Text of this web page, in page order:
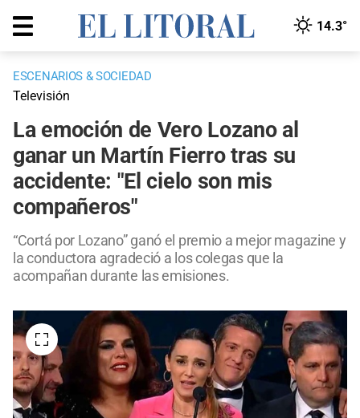
14.3°
ESCENARIOS & SOCIEDAD
Televisión
La emoción de Vero Lozano al
ganar un Martín Fierro tras su
accidente: "El cielo son mis
compañeros"
“Cortá por Lozano” ganó el premio a mejor magazine y
la conductora agradeció a los colegas que la
acompañan durante las emisiones.